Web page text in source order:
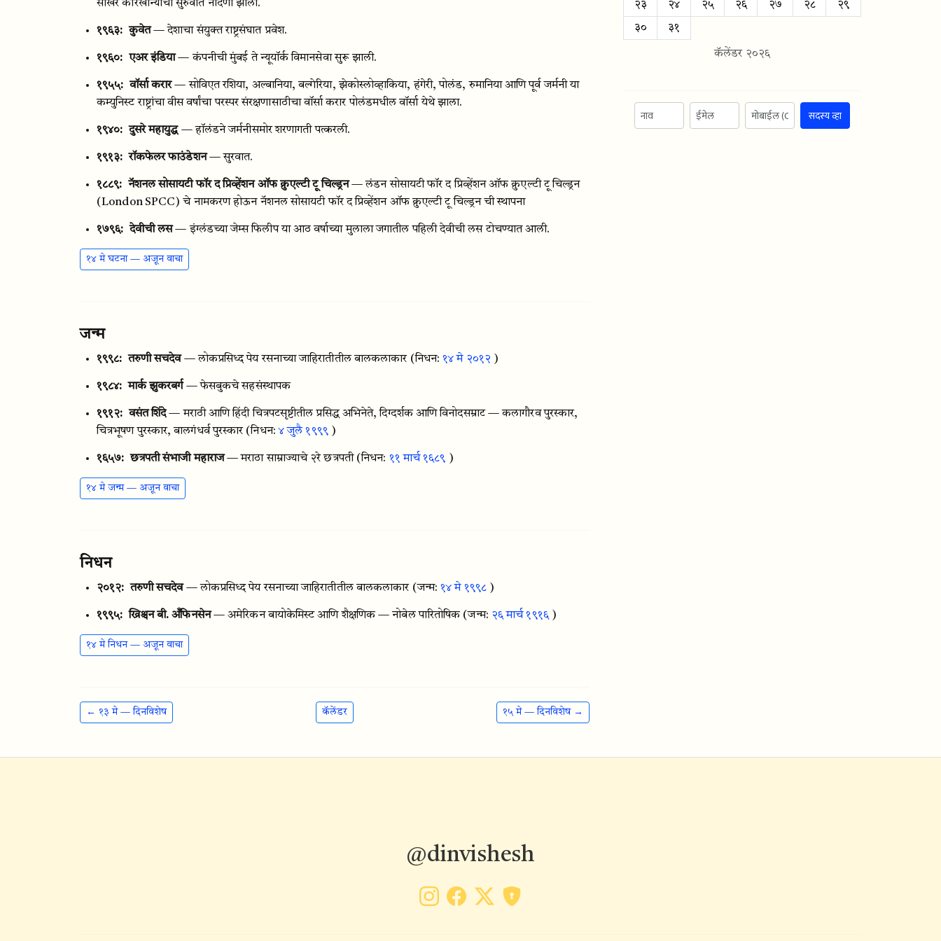
साखर कारखान्याची सुरुवात नोंदणी झाली.
१९६३: कुवेत — देशाचा संयुक्त राष्ट्रसंघात प्रवेश.
१९६०: एअर इंडिया — कंपनीची मुंबई ते न्यूयॉर्क विमानसेवा सुरू झाली.
१९५५: वॉर्सा करार — सोविएत रशिया, अल्बानिया, बल्गेरिया, झेकोस्लोव्हाकिया, हंगेरी, पोलंड, रुमानिया आणि पूर्व जर्मनी या
कम्युनिस्ट राष्ट्रांचा वीस वर्षांचा परस्पर संरक्षणासाठीचा वॉर्सा करार पोलंडमधील वॉर्सा येथे झाला.
१९४०: दुसरे महायुद्ध — हॉलंडने जर्मनीसमोर शरणागती पत्करली.
१९१३: रॉकफेलर फाउंडेशन — सुरवात.
१८८९: नॅशनल सोसायटी फॉर द प्रिव्हेंशन ऑफ क्रुएल्टी टू चिल्ड्रन — लंडन सोसायटी फॉर द प्रिव्हेंशन ऑफ क्रुएल्टी टू चिल्ड्रन
(London SPCC) चे नामकरण होऊन नॅशनल सोसायटी फॉर द प्रिव्हेंशन ऑफ क्रुएल्टी टू चिल्ड्रन ची स्थापना
१७९६: देवीची लस — इंग्लंडच्या जेम्स फिलीप या आठ वर्षाच्या मुलाला जगातील पहिली देवीची लस टोचण्यात आली.
१४ मे घटना — अजून वाचा
जन्म
१९९८: तरुणी सचदेव — लोकप्रसिध्द पेय रसनाच्या जाहिरातीतील बालकलाकार (निधन:१४ मे २०१२ )
१९८४: मार्क झुकरबर्ग — फेसबुकचे सहसंस्थापक
१९१२: वसंत शिंदे — मराठी आणि हिंदी चित्रपटसृष्टीतील प्रसिद्ध अभिनेते, दिग्दर्शक आणि विनोदसम्राट — कलागौरव पुरस्कार,
चित्रभूषण पुरस्कार, बालगंधर्व पुरस्कार (निधन:४ जुलै १९९९)
१६५७: छत्रपती संभाजी महाराज — मराठा साम्राज्याचे २रे छत्रपती (निधन: ११ मार्च १६८९ )
१४ मे जन्म — अजून वाचा
निधन
२०१२: तरुणी सचदेव — लोकप्रसिध्द पेय रसनाच्या जाहिरातीतील बालकलाकार (जन्म:१४ मे १९९८)
१९९५: ख्रिश्चन बी. अँफिनसेन — अमेरिकन बायोकेमिस्ट आणि शैक्षणिक — नोबेल पारितोषिक (जन्म: २६ मार्च १९१६)
१४ मे निधन — अजून वाचा
← १३ मे — दिनविशेष कॅलेंडर १५ मे — दिनविशेष →
२३ २४ २५ २६ २७ २८ २९
३० ३१
कॅलेंडर २०२६
सदस्य व्हा
@dinvishesh